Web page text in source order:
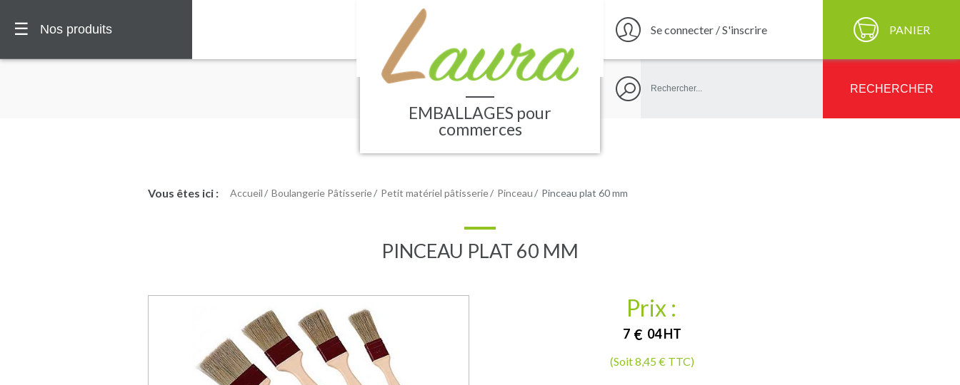
☰ Nos produits
EMBALLAGES pour
commerces
PANIER
Se connecter / S'inscrire
sur
le
RECHERCHER
🏠
Vous êtes ici : Accueil Boulangerie Pâtisserie Petit matériel pâtisserie Pinceau Pinceau plat 60 mm
PINCEAU PLAT 60 MM
Prix :
7 € 04HT
(Soit 8,45 € TTC)